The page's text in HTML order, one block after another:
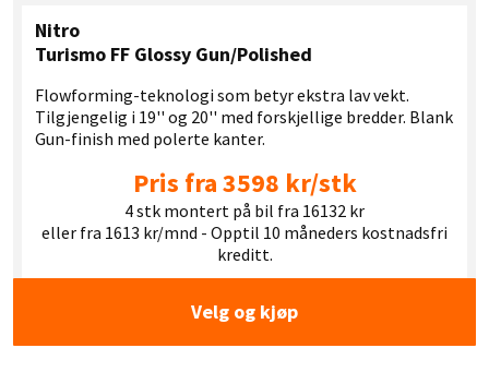
Nitro
Turismo FF Glossy Gun/Polished
Flowforming-teknologi som betyr ekstra lav vekt.
Tilgjengelig i 19'' og 20'' med forskjellige bredder. Blank
Gun-finish med polerte kanter.
Pris fra 3598 kr/stk
4 stk montert på bil fra 16132 kr
eller fra 1613 kr/mnd - Opptil 10 måneders kostnadsfri
kreditt.
Velg og kjøp